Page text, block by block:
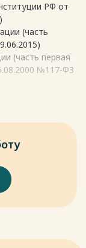
РФ от
(часть
(часть первая
№117-ФЗ
от
(ред. от